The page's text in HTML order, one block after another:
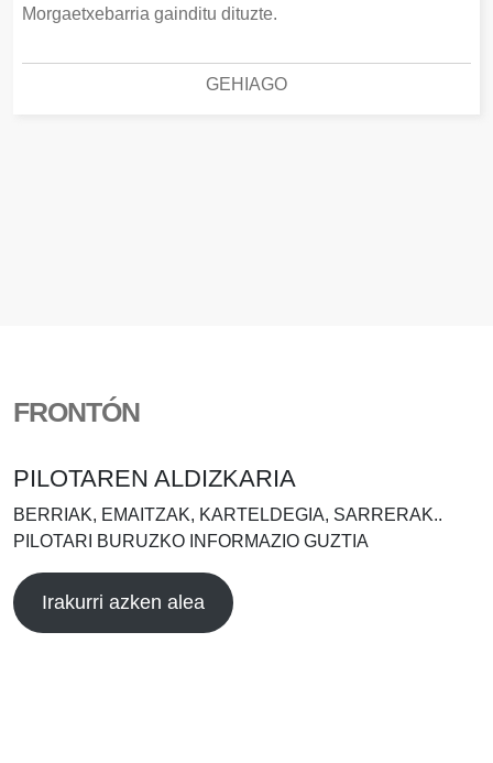
Morgaetxebarria gainditu dituzte.
GEHIAGO
FRONTÓN
PILOTAREN ALDIZKARIA
BERRIAK, EMAITZAK, KARTELDEGIA, SARRERAK..
PILOTARI BURUZKO INFORMAZIO GUZTIA
Irakurri azken alea